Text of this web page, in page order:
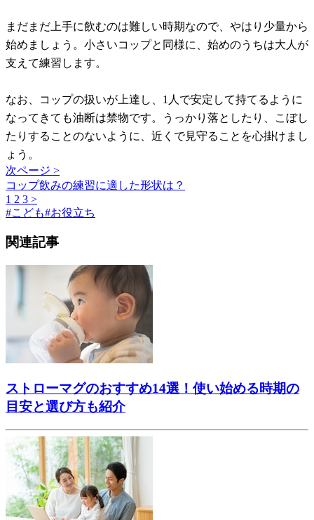
まだまだ上手に飲むのは難しい時期なので、やはり少量から
始めましょう。小さいコップと同様に、始めのうちは大人が
支えて練習します。
なお、コップの扱いが上達し、1人で安定して持てるように
なってきても油断は禁物です。うっかり落としたり、こぼし
たりすることのないように、近くで見守ることを心掛けまし
ょう。
次ページ >
コップ飲みの練習に適した形状は？
1 2 3 >
#こども#お役立ち
関連記事
ストローマグのおすすめ14選！使い始める時期の
目安と選び方も紹介